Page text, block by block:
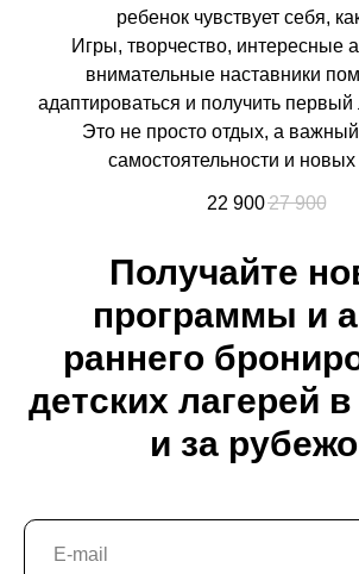
ребенок чувствует себя,
Игры, творчество, интересные
внимательные наставники
адаптироваться и получить
Это не просто отдых, а
самостоятельности и новых
22 90027 900
Получайте
программы и
раннего
детских лагерей
и за